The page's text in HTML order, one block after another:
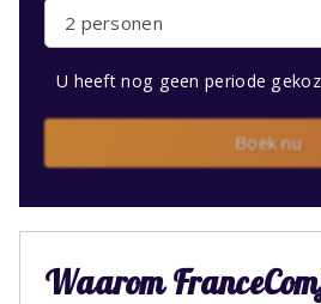
2 personen
U heeft nog geen periode
Boek nu
Waarom